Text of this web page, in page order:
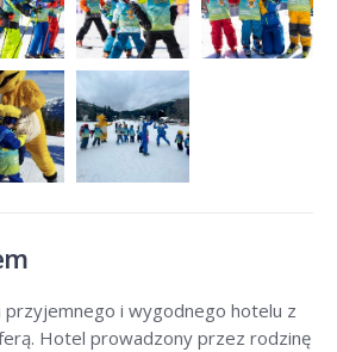
przyjemnego i wygodnego hotelu z
Hotel prowadzony przez rodzinę